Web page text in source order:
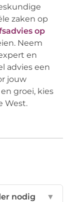
zaken op
op
Neem
en
advies een
jouw
groei, kies
West.
nodig
▼